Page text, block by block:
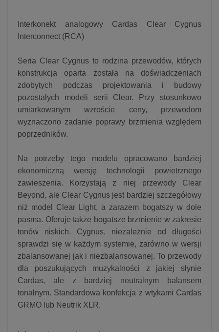
Interkonekt analogowy Cardas Clear Cygnus
Interconnect (RCA)
Seria Clear Cygnus to rodzina przewodów, których
konstrukcja oparta została na doświadczeniach
zdobytych podczas projektowania i budowy
pozostałych modeli serii Clear. Przy stosunkowo
umiarkowanym wzroście ceny, przewodom
wyznaczono zadanie poprawy brzmienia względem
poprzedników.
Na potrzeby tego modelu opracowano bardziej
ekonomiczną wersję technologii powietrznego
zawieszenia. Korzystają z niej przewody Clear
Beyond, ale Clear Cygnus jest bardziej szczegółowy
niż model Clear Light, a zarazem bogatszy w dole
pasma. Oferuje także bogatsze brzmienie w zakresie
tonów niskich. Cygnus, niezależnie od długości
sprawdzi się w każdym systemie, zarówno w wersji
zbalansowanej jak i niezbalansowanej. To przewody
dla poszukujących muzykalności z jakiej słynie
Cardas, ale z bardziej neutralnym balansem
tonalnym. Standardowa konfekcja z wtykami Cardas
GRMO lub Neutrik XLR.